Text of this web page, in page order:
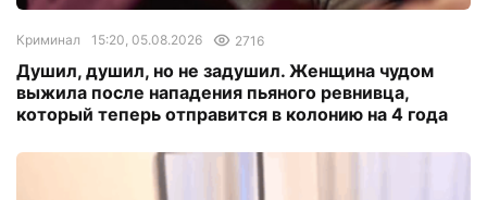
Криминал 15:20, 05.08.2026 2716
Душил, душил, но не задушил. Женщина чудом
выжила после нападения пьяного ревнивца,
который теперь отправится в колонию на 4 года